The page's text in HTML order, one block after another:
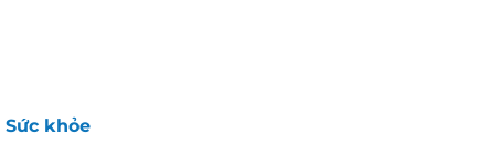
Sức khỏe